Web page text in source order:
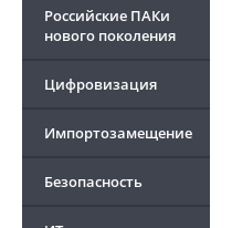
Российские ПАКи
нового поколения
Цифровизация
Импортозамещение
Безопасность